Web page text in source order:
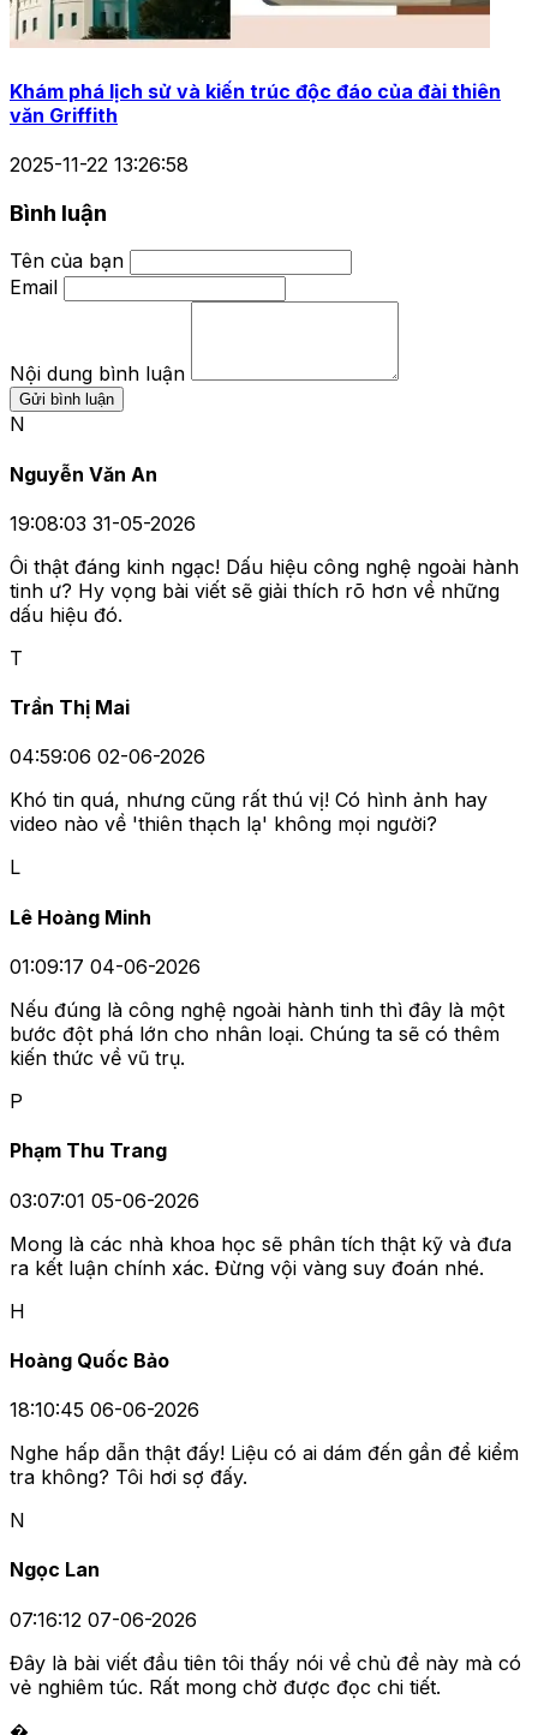
Khám phá lịch sử và kiến trúc độc đáo của đài thiên
văn Griffith
2025-11-22 13:26:58
Bình luận
Tên của bạn
Email
Nội dung bình luận
Gửi bình luận
N
Nguyễn Văn An
19:08:03 31-05-2026
Ôi thật đáng kinh ngạc! Dấu hiệu công nghệ ngoài hành
tinh ư? Hy vọng bài viết sẽ giải thích rõ hơn về những
dấu hiệu đó.
T
Trần Thị Mai
04:59:06 02-06-2026
Khó tin quá, nhưng cũng rất thú vị! Có hình ảnh hay
video nào về 'thiên thạch lạ' không mọi người?
L
Lê Hoàng Minh
01:09:17 04-06-2026
Nếu đúng là công nghệ ngoài hành tinh thì đây là một
bước đột phá lớn cho nhân loại. Chúng ta sẽ có thêm
kiến thức về vũ trụ.
P
Phạm Thu Trang
03:07:01 05-06-2026
Mong là các nhà khoa học sẽ phân tích thật kỹ và đưa
ra kết luận chính xác. Đừng vội vàng suy đoán nhé.
H
Hoàng Quốc Bảo
18:10:45 06-06-2026
Nghe hấp dẫn thật đấy! Liệu có ai dám đến gần để kiểm
tra không? Tôi hơi sợ đấy.
N
Ngọc Lan
07:16:12 07-06-2026
Đây là bài viết đầu tiên tôi thấy nói về chủ đề này mà có
vẻ nghiêm túc. Rất mong chờ được đọc chi tiết.